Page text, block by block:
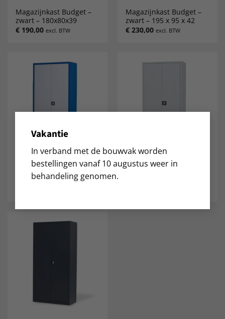
Vakantie
In verband met de bouwvak worden
bestellingen vanaf 10 augustus weer in
behandeling genomen.
Magazijnkast Budget –
zwart – 180x80x39
€ 190,00 excl. BTW
Magazijnkast Budget –
zwart – 195 x 95 x 42
€ 230,00 excl. BTW
Magazijnkast Pro –
blauw/grijs –
200x100x44
Magazijnkast Pro – grijs
– 200x100x44